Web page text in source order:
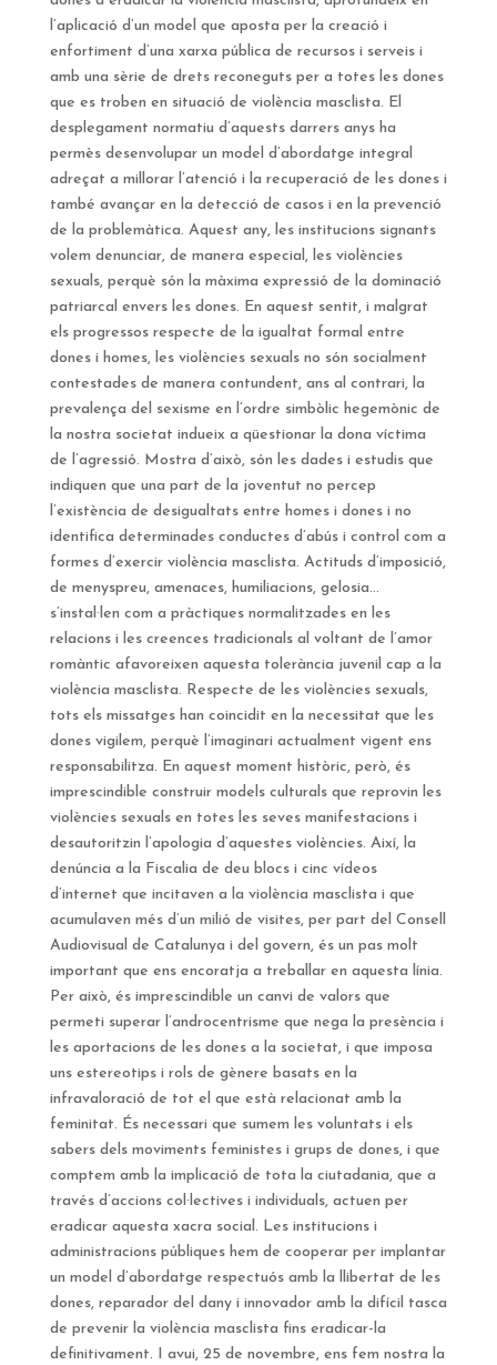
l’aplicació d’un model que aposta per la creació i
enfortiment d’una xarxa pública de recursos i serveis i
amb una sèrie de drets reconeguts per a totes les dones
que es troben en situació de violència masclista. El
desplegament normatiu d’aquests darrers anys ha
permès desenvolupar un model d’abordatge integral
adreçat a millorar l’atenció i la recuperació de les dones i
també avançar en la detecció de casos i en la prevenció
de la problemàtica. Aquest any, les institucions signants
volem denunciar, de manera especial, les violències
sexuals, perquè són la màxima expressió de la dominació
patriarcal envers les dones. En aquest sentit, i malgrat
els progressos respecte de la igualtat formal entre
dones i homes, les violències sexuals no són socialment
contestades de manera contundent, ans al contrari, la
prevalença del sexisme en l’ordre simbòlic hegemònic de
la nostra societat indueix a qüestionar la dona víctima
de l’agressió. Mostra d’això, són les dades i estudis que
indiquen que una part de la joventut no percep
l’existència de desigualtats entre homes i dones i no
identifica determinades conductes d’abús i control com a
formes d’exercir violència masclista. Actituds d’imposició,
de menyspreu, amenaces, humiliacions, gelosia…
s’instal·len com a pràctiques normalitzades en les
relacions i les creences tradicionals al voltant de l’amor
romàntic afavoreixen aquesta tolerància juvenil cap a la
violència masclista. Respecte de les violències sexuals,
tots els missatges han coincidit en la necessitat que les
dones vigilem, perquè l’imaginari actualment vigent ens
responsabilitza. En aquest moment històric, però, és
imprescindible construir models culturals que reprovin les
violències sexuals en totes les seves manifestacions i
desautoritzin l’apologia d’aquestes violències. Així, la
denúncia a la Fiscalia de deu blocs i cinc vídeos
d’internet que incitaven a la violència masclista i que
acumulaven més d’un milió de visites, per part del Consell
Audiovisual de Catalunya i del govern, és un pas molt
important que ens encoratja a treballar en aquesta línia.
Per això, és imprescindible un canvi de valors que
permeti superar l’androcentrisme que nega la presència i
les aportacions de les dones a la societat, i que imposa
uns estereotips i rols de gènere basats en la
infravaloració de tot el que està relacionat amb la
feminitat. És necessari que sumem les voluntats i els
sabers dels moviments feministes i grups de dones, i que
comptem amb la implicació de tota la ciutadania, que a
través d’accions col·lectives i individuals, actuen per
eradicar aquesta xacra social. Les institucions i
administracions públiques hem de cooperar per implantar
un model d’abordatge respectuós amb la llibertat de les
dones, reparador del dany i innovador amb la difícil tasca
de prevenir la violència masclista fins eradicar-la
definitivament. I avui, 25 de novembre, ens fem nostra la